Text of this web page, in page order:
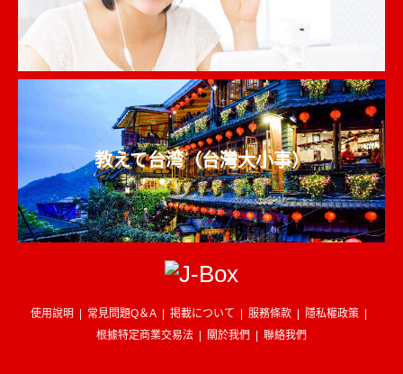
教えて台湾（台灣大小事）
使用說明 常見問題Q＆A 掲載について 服務條款
隱私權政策
根據特定商業交易法
關於我們 聯絡我們